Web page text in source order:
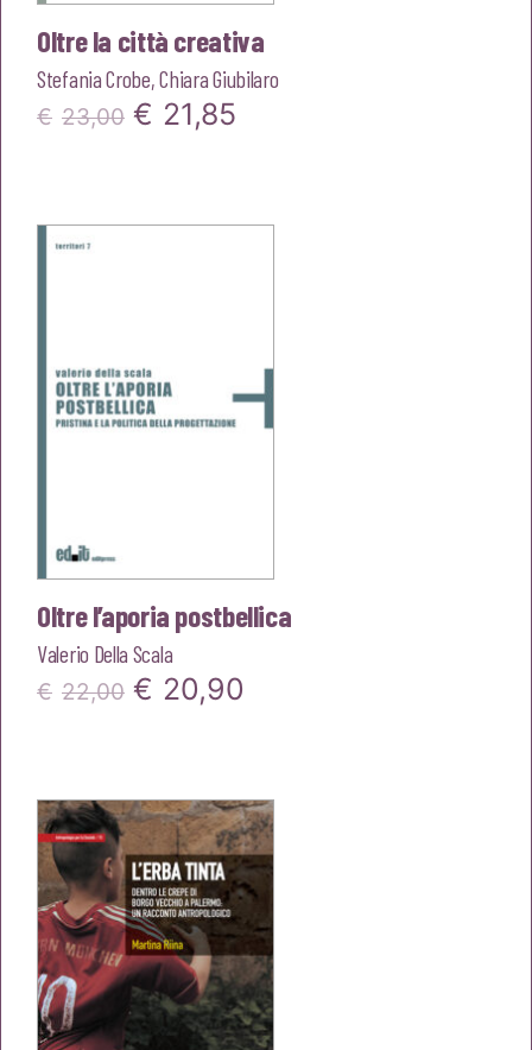
Oltre la città creativa
Stefania Crobe,Chiara Giubilaro
€ 23,00 Il
€ 21,85
Oltre l’aporia postbellica
Valerio Della Scala
€ 22,00 Il
era:
€22,00.
€ 20,90
è:
€20,90.